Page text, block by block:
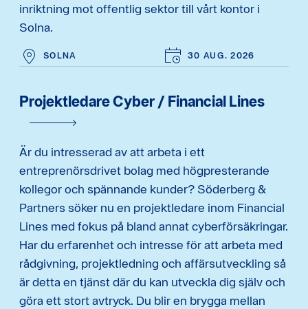
inriktning mot offentlig sektor till vårt kontor i
Solna.
SOLNA 30 AUG. 2026
Projektledare Cyber / Financial Lines
Är du intresserad av att arbeta i ett
entreprenörsdrivet bolag med högpresterande
kollegor och spännande kunder? Söderberg &
Partners söker nu en projektledare inom Financial
Lines med fokus på bland annat cyberförsäkringar.
Har du erfarenhet och intresse för att arbeta med
rådgivning, projektledning och affärsutveckling så
är detta en tjänst där du kan utveckla dig själv och
göra ett stort avtryck. Du blir en brygga mellan